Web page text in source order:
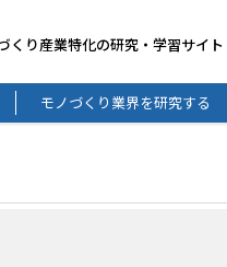
くり産業特化の研究・学習サイト
モノづくり業界を研究する